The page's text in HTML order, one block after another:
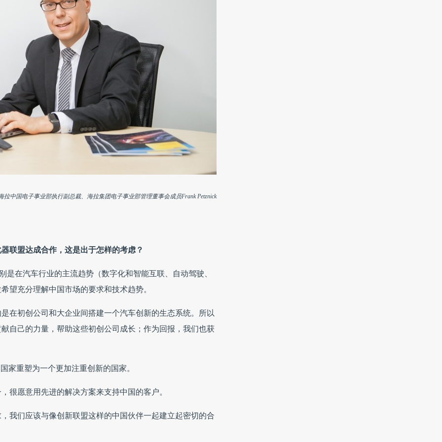
拉中国电子事业部执行副总裁、海拉集团电子事业部管理董事会成员Frank Petznick
联盟达成合作，这是出于怎样的考虑？
是在汽车行业的主流趋势（数字化和智能互联、自动驾驶、
望充分理解中国市场的要求和技术趋势。
在初创公司和大企业间搭建一个汽车创新的生态系统。所以
自己的力量，帮助这些初创公司成长；作为回报，我们也获
家重塑为一个更加注重创新的国家。
很愿意用先进的解决方案来支持中国的客户。
我们应该与像创新联盟这样的中国伙伴一起建立起密切的合